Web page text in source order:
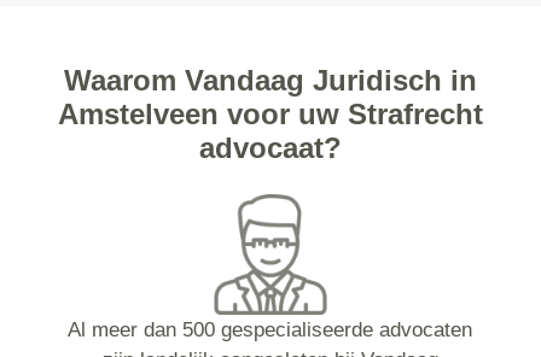
Waarom Vandaag Juridisch in
Amstelveen voor uw Strafrecht
advocaat?
Al meer dan 500 gespecialiseerde advocaten